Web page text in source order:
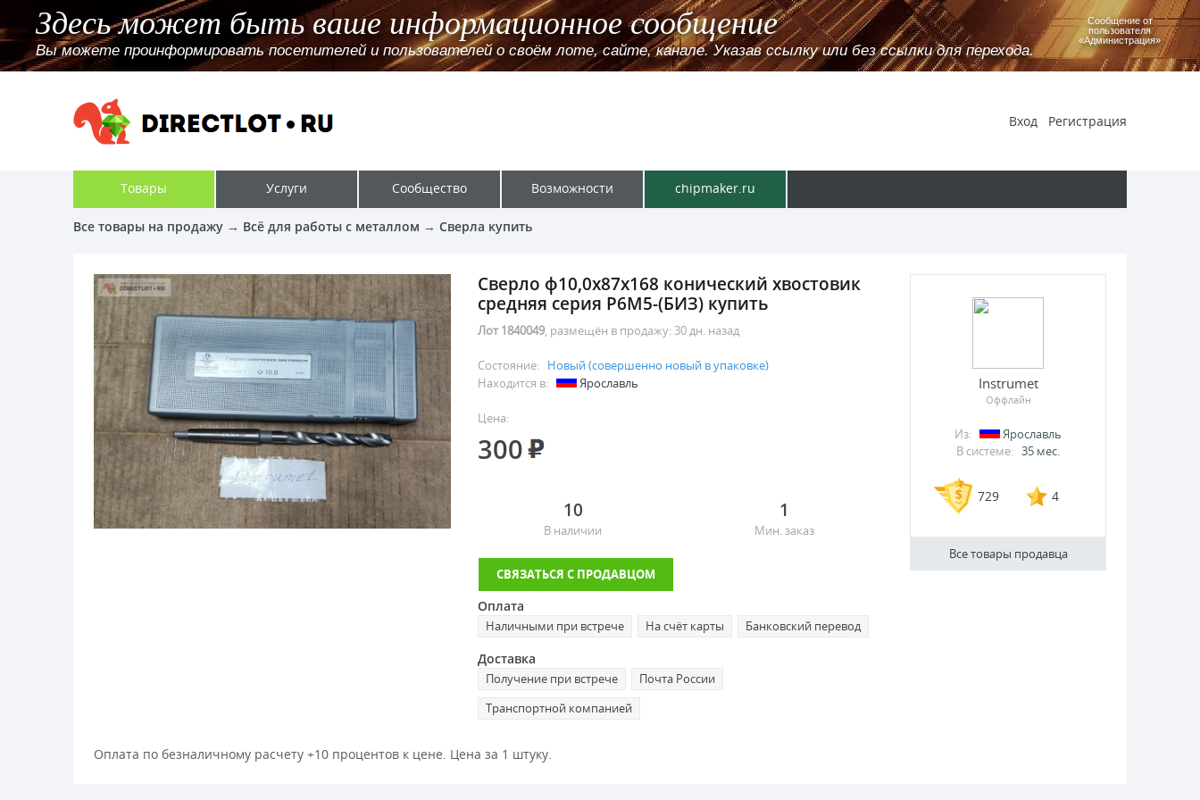
Здесь может быть ваше информационное сообщение
Вы можете проинформировать посетителей и пользователей о своём лоте, сайте, канале. Указав ссылку или без ссылки для перехода.
Сообщение от
пользователя
«Администрация»
Вход Регистрация
Товары Услуги Сообщество Возможности chipmaker.ru
Все товары на продажу → Всё для работы с металлом → Сверла купить
Сверло ф10,0х87х168 конический хвостовик
средняя серия Р6М5-(БИЗ) купить
Лот 1840049, размещён в продажу: 30 дн. назад
Состояние: Новый (совершенно новый в упаковке)
Находится в:
Ярославль
Цена:
300
10
В наличии
1
Мин. заказ
СВЯЗАТЬСЯ С ПРОДАВЦОМ
Оплата
Наличными при встрече На счёт карты Банковский перевод
Доставка
Получение при встрече
Почта России
Транспортной компанией
Instrumet
Оффлайн
Из:
Ярославль
В системе: 35 мес.
729 4
Все товары продавца
Оплата по безналичному расчету +10 процентов к цене. Цена за 1 штуку.